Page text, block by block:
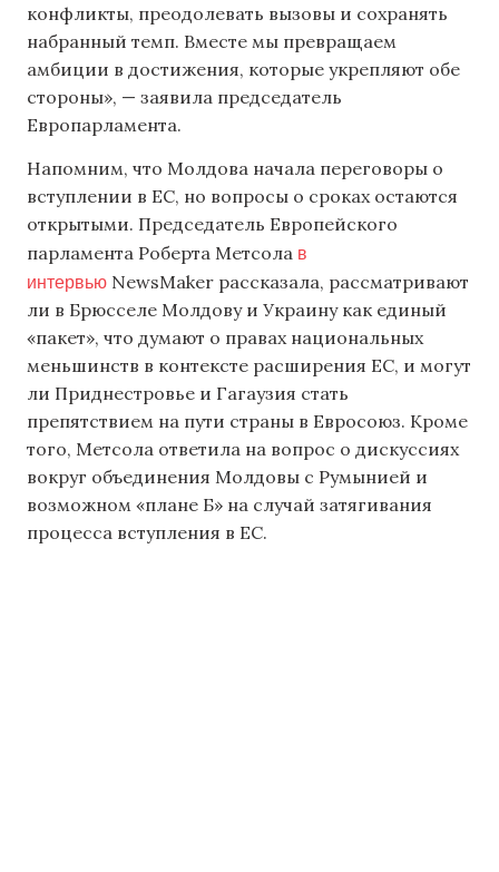
конфликты, преодолевать вызовы и сохранять
набранный темп. Вместе мы превращаем
амбиции в достижения, которые укрепляют обе
стороны», — заявила председатель
Европарламента.
Напомним, что Молдова начала переговоры о
вступлении в ЕС, но вопросы о сроках остаются
открытыми. Председатель Европейского
парламента Роберта Метсола в
интервью NewsMaker рассказала, рассматривают
ли в Брюсселе Молдову и Украину как единый
«пакет», что думают о правах национальных
меньшинств в контексте расширения ЕС, и могут
ли Приднестровье и Гагаузия стать
препятствием на пути страны в Евросоюз. Кроме
того, Метсола ответила на вопрос о дискуссиях
вокруг объединения Молдовы с Румынией и
возможном «плане Б» на случай затягивания
процесса вступления в ЕС.